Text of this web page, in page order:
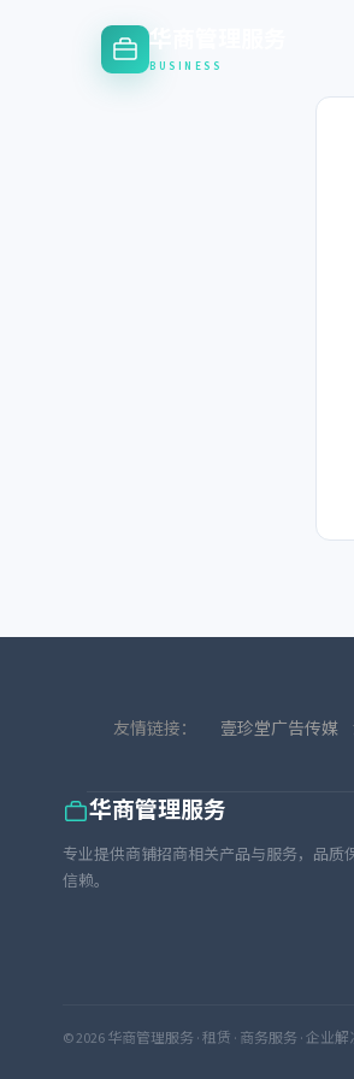
华商管理服务
BUSINESS
友情链接： 壹珍堂广告传媒
华商管理服务
专业提供商铺招商相关产品与服务，品质
信赖。
© 2026 华商管理服务 · 租赁 · 商务服务 · 企业